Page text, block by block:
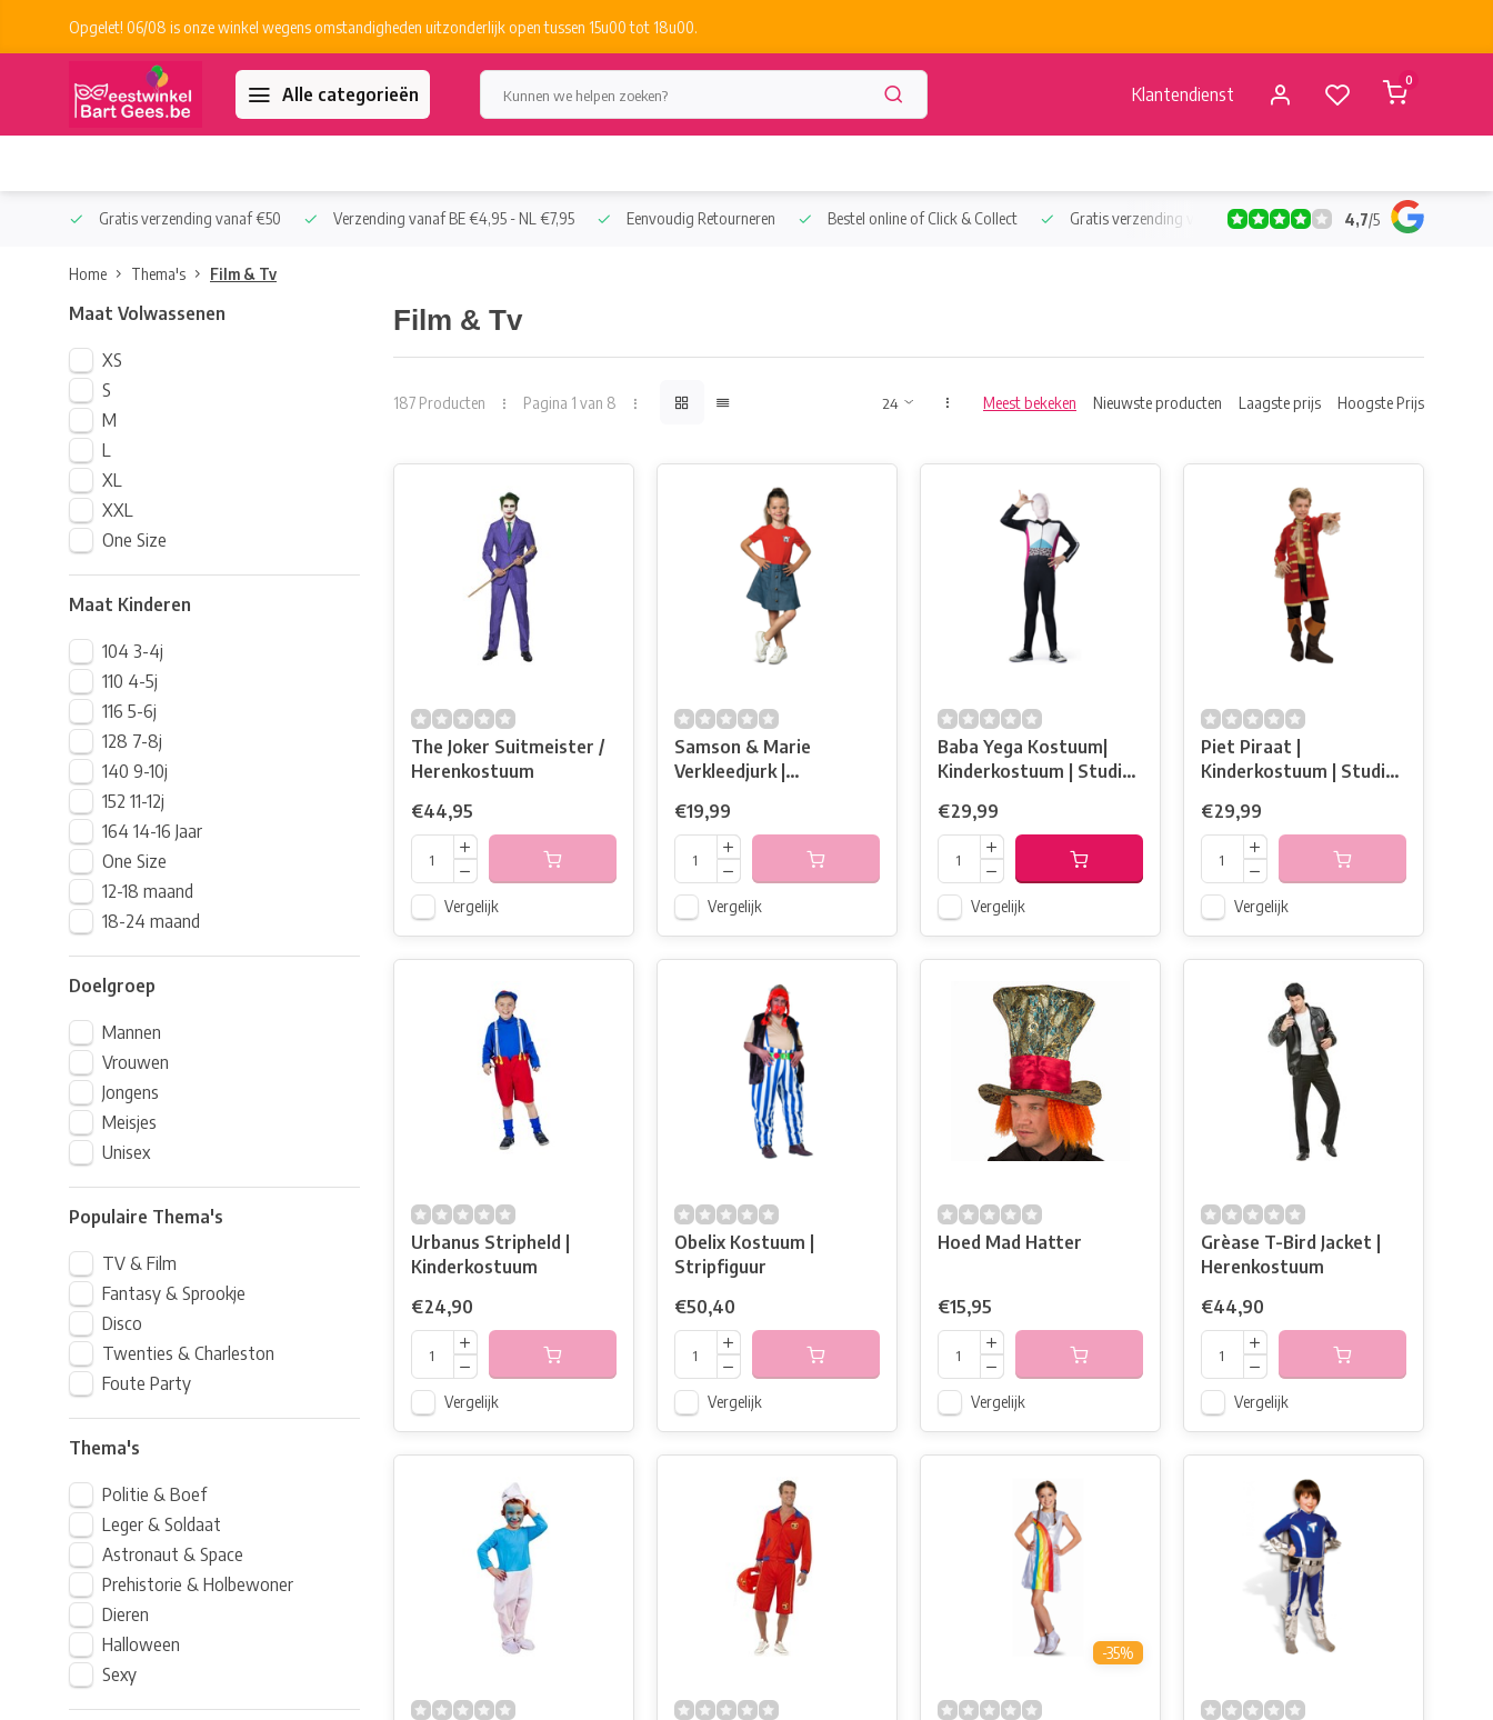
Opgelet! 06/08 is onze winkel wegens omstandigheden uitzonderlijk open tussen 15u00 tot 18u00.
Alle categorieën Klantendienst
0
Gratis verzending vanaf €50 Verzending vanaf BE €4,95 - NL €7,95 Eenvoudig Retourneren Bestel online of Click & Collect Gratis verzending vanaf €50 Verzending vanaf BE €4,95 -
4,7/5
Home Thema's Film & Tv
Maat Volwassenen
XS
S
M
L
XL
XXL
One Size
Maat Kinderen
104 3-4j
110 4-5j
116 5-6j
128 7-8j
140 9-10j
152 11-12j
164 14-16 Jaar
One Size
12-18 maand
18-24 maand
Doelgroep
Mannen
Vrouwen
Jongens
Meisjes
Unisex
Populaire Thema's
TV & Film
Fantasy & Sprookje
Disco
Twenties & Charleston
Foute Party
Thema's
Politie & Boef
Leger & Soldaat
Astronaut & Space
Prehistorie & Holbewoner
Dieren
Halloween
Sexy
Film & Tv
187 Producten Pagina 1 van 8 Meest bekeken Nieuwste producten Laagste prijs Hoogste Prijs
The Joker Suitmeister /
Herenkostuum
€44,95
Vergelijk
Samson & Marie
Verkleedjurk |
100
€19,99
Vergelijk
Baba Yega Kostuum|
Kinderkostuum | Studio
€29,99
Vergelijk
Piet Piraat |
Kinderkostuum | Studio
€29,99
Vergelijk
Urbanus Stripheld |
Kinderkostuum
€24,90
Vergelijk
Obelix Kostuum |
Stripfiguur
€50,40
Vergelijk
Hoed Mad Hatter
€15,95
Vergelijk
Grèase T-Bird Jacket |
Herenkostuum
€44,90
Vergelijk
-35%